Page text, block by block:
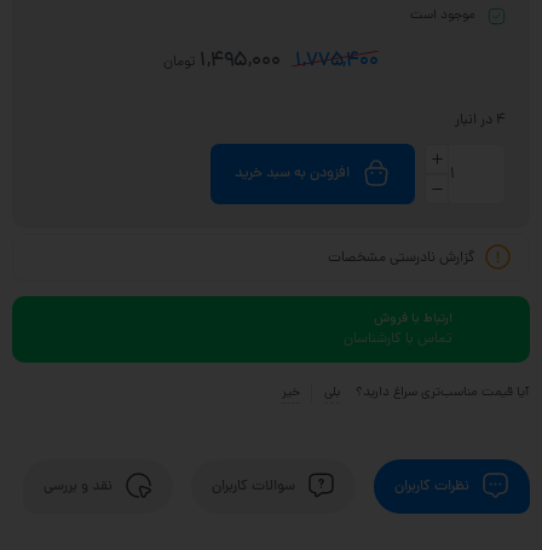
موجود است
1,775,400
1,495,000 تومان
4 در انبار
افزودن به سبد خرید
گزارش نادرستی مشخصات
ارتباط با فروش
تماس با کارشناسان
آیا قیمت مناسب‌تری سراغ دارید؟ بلی خیر
نظرات کاربران سوالات کاربران نقد و بررسی